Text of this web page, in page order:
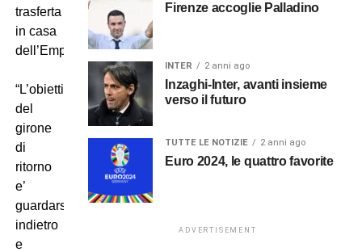
trasferta
in casa
dell’Empoli.
“L’obiettivo
del
girone
di
ritorno
e’
guardarsi
indietro
e
Firenze accoglie Palladino
INTER 2 anni ago
Inzaghi-Inter, avanti insieme
verso il futuro
TUTTE LE NOTIZIE 2 anni ago
Euro 2024, le quattro favorite
ADVERTISEMENT